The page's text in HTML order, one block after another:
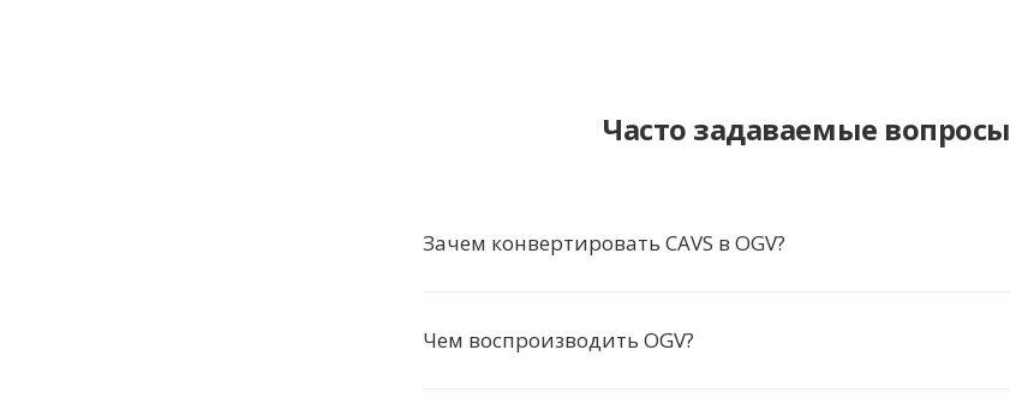
Часто задаваемые вопросы
Зачем конвертировать CAVS в OGV?
Чем воспроизводить OGV?